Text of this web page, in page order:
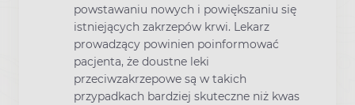
powstawaniu nowych i powiększaniu się
istniejących zakrzepów krwi. Lekarz
prowadzący powinien poinformować
pacjenta, że doustne leki
przeciwzakrzepowe są w takich
przypadkach bardziej skuteczne niż kwas